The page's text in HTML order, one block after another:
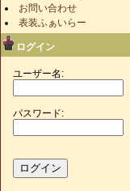
お問い合わせ
表装ふぁいらー
ログイン
ユーザー名:
パスワード: